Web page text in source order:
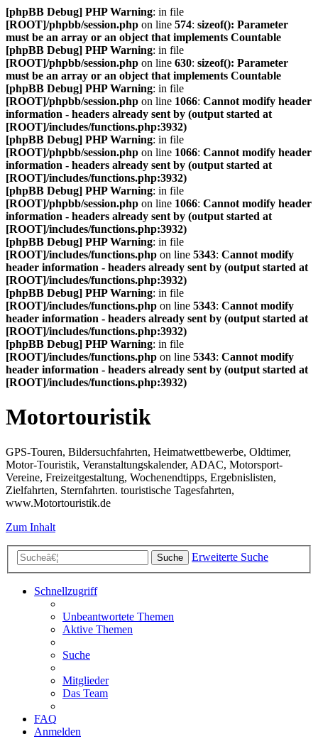
[phpBB Debug] PHP Warning: in file
[ROOT]/phpbb/session.php on line 574: sizeof(): Parameter
must be an array or an object that implements Countable
[phpBB Debug] PHP Warning: in file
[ROOT]/phpbb/session.php on line 630: sizeof(): Parameter
must be an array or an object that implements Countable
[phpBB Debug] PHP Warning: in file
[ROOT]/phpbb/session.php on line 1066: Cannot modify header
information - headers already sent by (output started at
[ROOT]/includes/functions.php:3932)
[phpBB Debug] PHP Warning: in file
[ROOT]/phpbb/session.php on line 1066: Cannot modify header
information - headers already sent by (output started at
[ROOT]/includes/functions.php:3932)
[phpBB Debug] PHP Warning: in file
[ROOT]/phpbb/session.php on line 1066: Cannot modify header
information - headers already sent by (output started at
[ROOT]/includes/functions.php:3932)
[phpBB Debug] PHP Warning: in file
[ROOT]/includes/functions.php on line 5343: Cannot modify
header information - headers already sent by (output started at
[ROOT]/includes/functions.php:3932)
[phpBB Debug] PHP Warning: in file
[ROOT]/includes/functions.php on line 5343: Cannot modify
header information - headers already sent by (output started at
[ROOT]/includes/functions.php:3932)
[phpBB Debug] PHP Warning: in file
[ROOT]/includes/functions.php on line 5343: Cannot modify
header information - headers already sent by (output started at
[ROOT]/includes/functions.php:3932)
Motortouristik
GPS-Touren, Bildersuchfahrten, Heimatwettbewerbe, Oldtimer,
Motor-Touristik, Veranstaltungskalender, ADAC, Motorsport-
Vereine, Freizeitgestaltung, Wochenendtipps, Ergebnislisten,
Zielfahrten, Sternfahrten. touristische Tagesfahrten,
www.Motortouristik.de
Zum Inhalt
Suche Erweiterte Suche
Schnellzugriff
Unbeantwortete Themen
Aktive Themen
Suche
Mitglieder
Das Team
FAQ
Anmelden